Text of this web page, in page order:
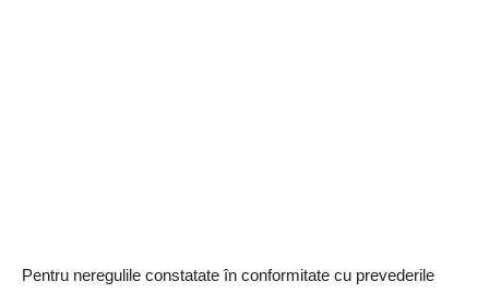
Pentru neregulile constatate în conformitate cu prevederile